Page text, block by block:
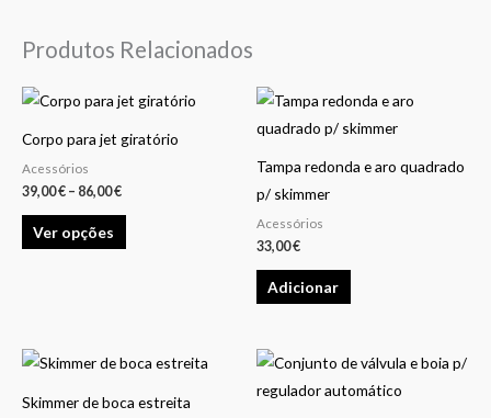
Produtos Relacionados
Corpo para jet giratório
Acessórios
39,00€ – 86,00€
Price
range:
through
Ver opções
This
on
the
Tampa redonda e aro quadrado
p/ skimmer
Acessórios
33,00€
Adicionar
Skimmer de boca estreita
range:
through
This